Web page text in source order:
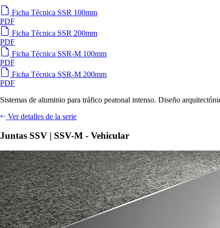
Ficha Técnica SSR 100mm
PDF
Ficha Técnica SSR 200mm
PDF
Ficha Técnica SSR-M 100mm
PDF
Ficha Técnica SSR-M 200mm
PDF
Sistemas de aluminio para tráfico peatonal intenso. Diseño
Ver detalles de la serie
Juntas SSV | SSV-M - Vehicular